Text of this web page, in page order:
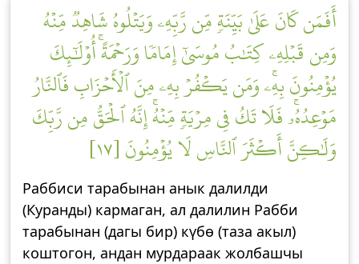
أَفَمَن كَانَ عَلَىٰ بَيِّنَةٖ مِّن رَّبِّهِۦ وَيَتۡلُوهُ شَاهِدٞ مِّنۡهُ
وَمِن قَبۡلِهِۦ كِتَٰبُ مُوسَىٰٓ إِمَامٗا وَرَحۡمَةًۚ أُوْلَٰٓئِكَ
يُؤۡمِنُونَ بِهِۦۚ وَمَن يَكۡفُرۡ بِهِۦ مِنَ ٱلۡأَحۡزَابِ فَٱلنَّارُ
مَوۡعِدُهُۥۚ فَلَا تَكُ فِي مِرۡيَةٖ مِّنۡهُۚ إِنَّهُ ٱلۡحَقُّ مِن رَّبِّكَ
وَلَٰكِنَّ أَكۡثَرَ ٱلنَّاسِ لَا يُؤۡمِنُونَ [١٧]
Раббиси тарабынан анык далилди
(Куранды) кармаган, ал далилин Рабби
тарабынан (дагы бир) күбө (таза акыл)
коштогон, андан мурдараак жолбашчы